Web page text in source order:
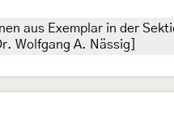
aus Exemplar in der
Wolfgang A. Nässig]